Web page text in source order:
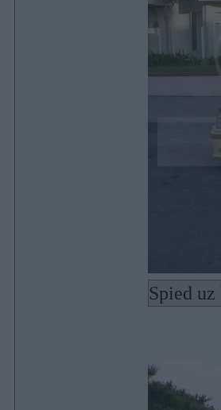
Spied